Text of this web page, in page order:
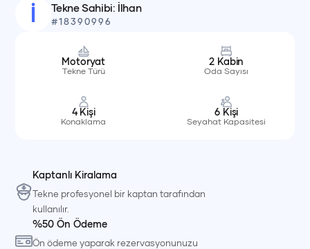
İ Tekne Sahibi: İlhan
#18390996
Motoryat
Tekne Türü
2 Kabin
Oda Sayısı
4 Kişi
Konaklama
6 Kişi
Seyahat Kapasitesi
Kaptanlı Kiralama
Tekne profesyonel bir kaptan tarafından
kullanılır.
%50 Ön Ödeme
Ön ödeme yaparak rezervasyonunuzu